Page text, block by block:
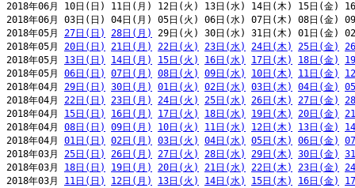
2018年06月 10日(日) 11日(月) 12日(火) 13日(水) 14日(木) 15日(金)
2018年06月 03日(日) 04日(月) 05日(火) 06日(水) 07日(木) 08日(金)
2018年05月 27日(日) 28日(月)
29日(火) 30日(水) 31日(木) 01日(金)
2018年05月 20日(日) 21日(月) 22日(火) 23日(水) 24日(木) 25日(金)
2018年05月 13日(日) 14日(月) 15日(火) 16日(水) 17日(木) 18日(金)
2018年05月 06日(日) 07日(月) 08日(火) 09日(水) 10日(木) 11日(金)
2018年04月 29日(日) 30日(月) 01日(火) 02日(水) 03日(木) 04日(金)
2018年04月 22日(日) 23日(月) 24日(火) 25日(水) 26日(木) 27日(金)
2018年04月 15日(日) 16日(月) 17日(火) 18日(水) 19日(木) 20日(金)
2018年04月 08日(日) 09日(月) 10日(火) 11日(水) 12日(木) 13日(金)
2018年04月 01日(日) 02日(月) 03日(火) 04日(水) 05日(木) 06日(金)
2018年03月 25日(日) 26日(月) 27日(火) 28日(水) 29日(木) 30日(金)
2018年03月 18日(日) 19日(月) 20日(火) 21日(水) 22日(木) 23日(金)
2018年03月 11日(日) 12日(月) 13日(火) 14日(水) 15日(木) 16日(金)